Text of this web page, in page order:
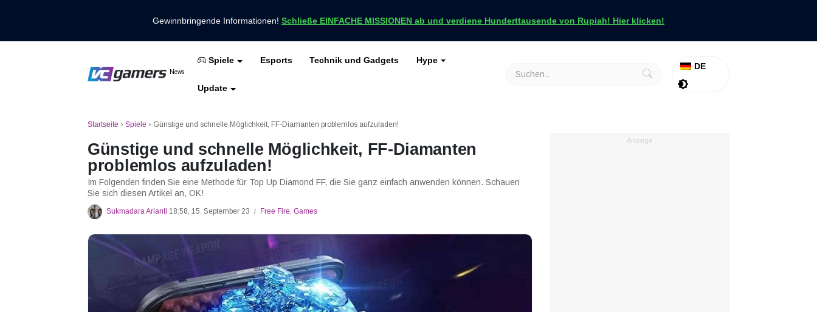
Gewinnbringende Informationen! Schließe EINFACHE MISSIONEN ab und verdiene Hunderttausende von Rupiah! Hier klicken!
VCGamers-Neuigkeiten
News
Holen Sie sich die neuesten Spielnachrichten nur bei VCGamers
Spiele Esports Technik und Gadgets Hype
Update
DE
Freies Feuer
Startseite › Spiele › Günstige und schnelle Möglichkeit, FF-Diamanten problemlos aufzuladen!
Günstige und schnelle Möglichkeit, FF-Diamanten
problemlos aufzuladen!
Im Folgenden finden Sie eine Methode für Top Up Diamond FF, die Sie ganz einfach anwenden können. Schauen
Sie sich diesen Artikel an, OK!
Sukmadara Arianti 18:58, 15. September 23 / Free Fire, Games
Anzeige